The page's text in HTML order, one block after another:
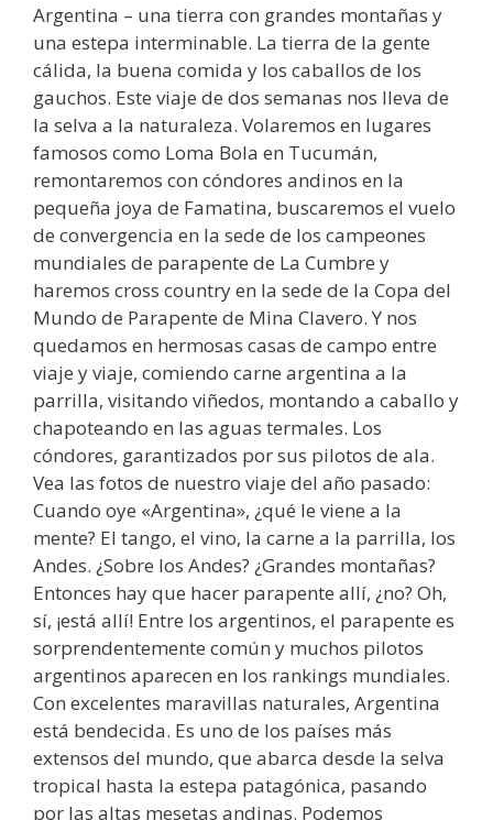
Argentina – una tierra con grandes montañas y
una estepa interminable. La tierra de la gente
cálida, la buena comida y los caballos de los
gauchos. Este viaje de dos semanas nos lleva de
la selva a la naturaleza. Volaremos en lugares
famosos como Loma Bola en Tucumán,
remontaremos con cóndores andinos en la
pequeña joya de Famatina, buscaremos el vuelo
de convergencia en la sede de los campeones
mundiales de parapente de La Cumbre y
haremos cross country en la sede de la Copa del
Mundo de Parapente de Mina Clavero. Y nos
quedamos en hermosas casas de campo entre
viaje y viaje, comiendo carne argentina a la
parrilla, visitando viñedos, montando a caballo y
chapoteando en las aguas termales. Los
cóndores, garantizados por sus pilotos de ala.
Vea las fotos de nuestro viaje del año pasado:
Cuando oye «Argentina», ¿qué le viene a la
mente? El tango, el vino, la carne a la parrilla, los
Andes. ¿Sobre los Andes? ¿Grandes montañas?
Entonces hay que hacer parapente allí, ¿no? Oh,
sí, ¡está allí! Entre los argentinos, el parapente es
sorprendentemente común y muchos pilotos
argentinos aparecen en los rankings mundiales.
Con excelentes maravillas naturales, Argentina
está bendecida. Es uno de los países más
extensos del mundo, que abarca desde la selva
tropical hasta la estepa patagónica, pasando
por las altas mesetas andinas. Podemos